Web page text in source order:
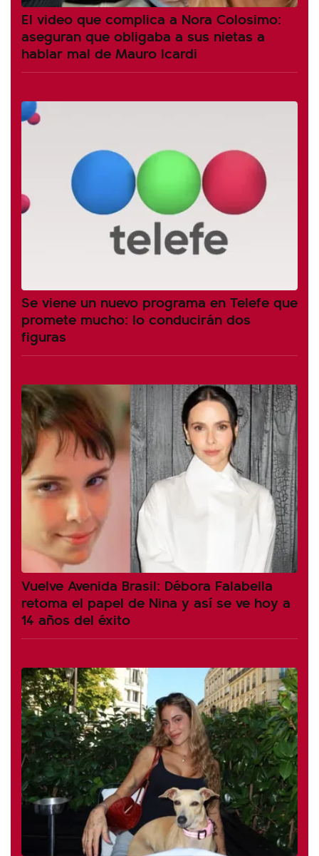
El video que complica a Nora Colosimo:
aseguran que obligaba a sus nietas a
hablar mal de Mauro Icardi
Se viene un nuevo programa en Telefe que
promete mucho: lo conducirán dos
figuras
Vuelve Avenida Brasil: Débora Falabella
retoma el papel de Nina y así se ve hoy a
14 años del éxito